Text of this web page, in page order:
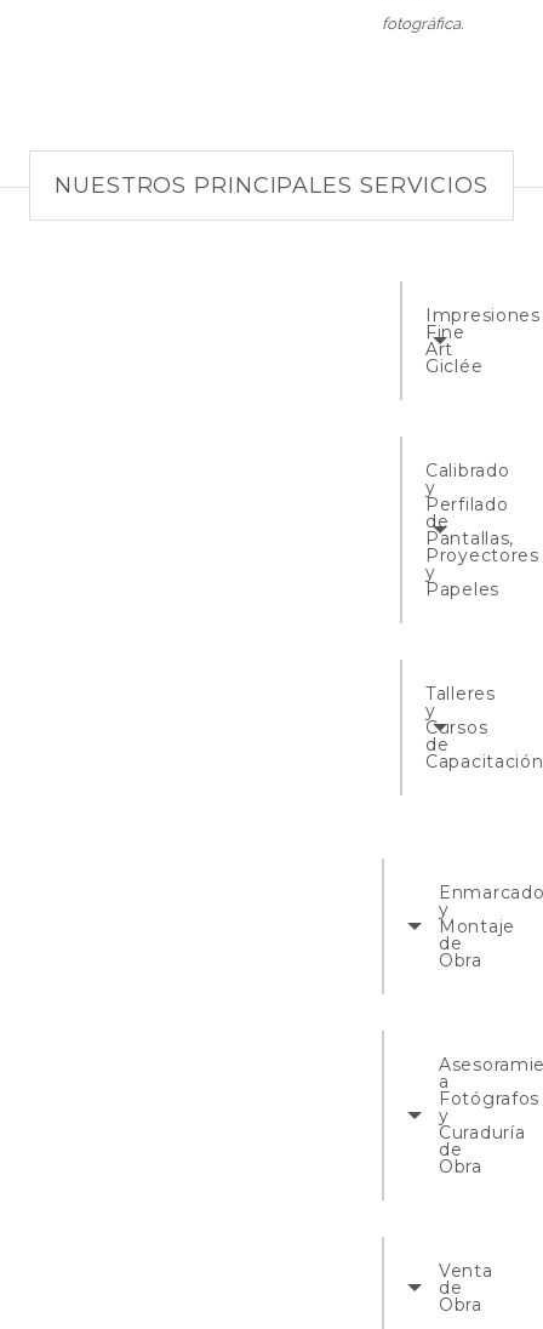
fotográfica.
NUESTROS PRINCIPALES SERVICIOS
Impresiones
Fine
Art
Giclée
Calibrado
y
Perfilado
de
Pantallas,
Proyectores
y
Papeles
Talleres
y
Cursos
de
Capacitación
y
Montaje
de
Obra
a
Fotógrafos
y
Curaduría
de
Obra
Venta
de
Obra